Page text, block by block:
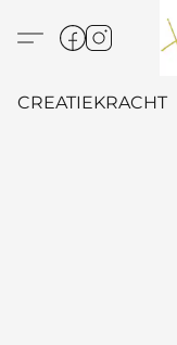
CREATIEKRACHT